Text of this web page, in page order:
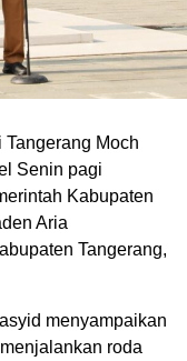
Moch
Senin pagi
Kabupaten
Aria
Tangerang,
menyampaikan
roda